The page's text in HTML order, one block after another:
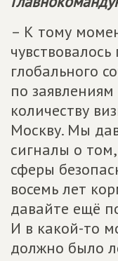
– К тому
глобального
по
количеству
Москву. Мы
сигналы о
сферы
восемь лет
давайте ещё
И в какой-то
должно было